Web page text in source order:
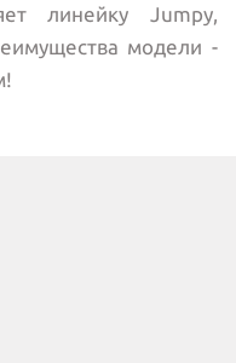
линейку Jumpy,
модели -